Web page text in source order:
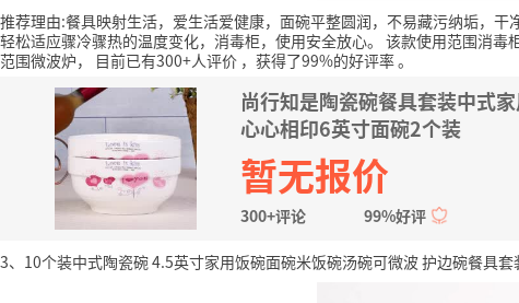
推荐理由:餐具映射生活，爱生活爱健康，面碗平整圆润，不易藏污纳垢，干
轻松适应骤冷骤热的温度变化，消毒柜，使用安全放心。 该款使用范围消毒
范围微波炉，
目前已有300+人评价 ，获得了99%的好评率。
尚行知是陶瓷碗餐具套装中式
心心相印6英寸面碗2个装
暂无报价
300+评论 99%好评
3、10个装中式陶瓷碗 4.5英寸家用饭碗面碗米饭碗汤碗可微波 护边碗餐具套